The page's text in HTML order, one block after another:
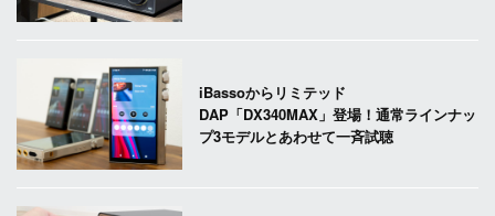
iBassoからリミテッド
DAP「DX340MAX」登場！通常ラインナッ
プ3モデルとあわせて一斉試聴